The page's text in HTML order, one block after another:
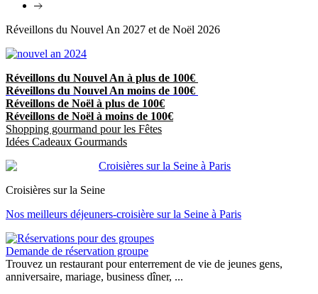
Réveillons du Nouvel An 2027 et de Noël 2026
Réveillons du Nouvel An à plus de 100€
Réveillons du Nouvel An moins de 100€
Réveillons de Noël à plus de 100€
Réveillons de Noël à moins de 100€
Shopping gourmand pour les Fêtes
Idées Cadeaux Gourmands
Croisières sur la Seine
Nos meilleurs déjeuners-croisière sur la Seine à Paris
Demande de réservation groupe
Trouvez un restaurant pour enterrement de vie de jeunes gens,
anniversaire, mariage, business dîner, ...